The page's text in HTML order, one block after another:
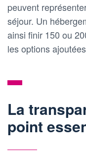
peuvent
séjour. Un
ainsi finir 150 ou
les options
La
point